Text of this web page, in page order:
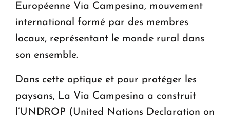
Européenne Via Campesina, mouvement
international formé par des membres
locaux, représentant le monde rural dans
son ensemble.
Dans cette optique et pour protéger les
paysans, La Via Campesina a construit
l’UNDROP (United Nations Declaration on